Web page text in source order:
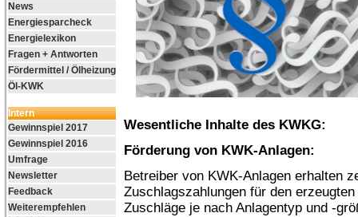
News
Energiesparcheck
Energielexikon
Fragen + Antworten
Fördermittel / Ölheizung
Öl-KWK
Intern
Gewinnspiel 2017
Gewinnspiel 2016
Umfrage
Newsletter
Feedback
Weiterempfehlen
Wesentliche Inhalte des KWKG:
Förderung von KWK-Anlagen:
Betreiber von KWK-Anlagen erhalten
Zuschlagszahlungen für den
Zuschläge je nach Anlagentyp und -